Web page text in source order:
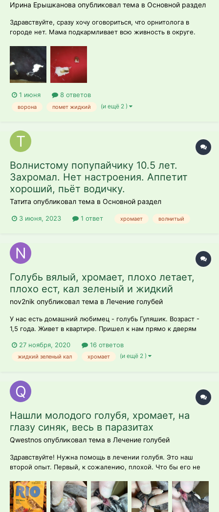
Ирина Ерышканова опубликовал тема в Основной раздел
Здравствуйте, сразу хочу оговориться, что орнитолога в
городе нет. Мама подкармливает всю живность в округе.
, что это взрослая птица, сильно истощенная и с больной
ножкой. Начала кормить её отварным мясом и водой.
Особенно заметно, что во...
1 июня 8 ответов
ворона помет жидкий (и ещё 2 )
Волнистому попупайчику 10.5 лет.
Захромал. Нет настроения. Аппетит
хороший, пьёт водичку.
Татита опубликовал тема в Основной раздел
3 июня, 2023 1 ответ хромает волнитый
Голубь вялый, хромает, плохо летает,
плохо ест, кал зеленый и жидкий
nov2nik опубликовал тема в Лечение голубей
У нас есть домашний любимец - голубь Гуляшик. Возраст -
1,5 года. Живет в квартире. Пришел к нам прямо к дверям
снес нам 2 яйца. Оказалась - девочка. Веселая, подвижная,
любит играть. Вчера заметили, что при полете иногда
27 ноября, 2020 16 ответов
жидкий зеленый кал хромает (и ещё 2 )
Нашли молодого голубя, хромает, на
глазу синяк, весь в паразитах
Qwestnos опубликовал тема в Лечение голубей
Здравствуйте! Нужна помощь в лечении голубя. Это наш
второй опыт. Первый, к сожалению, плохой. Что бы его не
голубя, сидел на дороге на одном месте(вставал/приседал/
вставал/приседал). Без проблем дал себя поймать. Голубь
хромает...